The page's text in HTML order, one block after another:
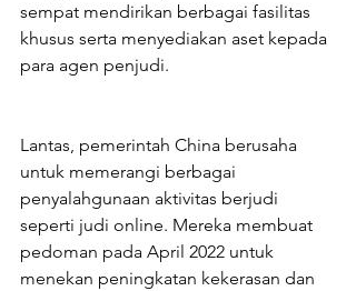
sempat mendirikan berbagai fasilitas
khusus serta menyediakan aset kepada
para agen penjudi.
Lantas, pemerintah China berusaha
untuk memerangi berbagai
penyalahgunaan aktivitas berjudi
seperti judi online. Mereka membuat
pedoman pada April 2022 untuk
menekan peningkatan kekerasan dan